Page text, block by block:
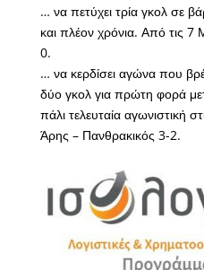
… να πετύχει τρία γκολ σε
και πλέον χρόνια. Από τις
0.
… να κερδίσει αγώνα που
δύο γκολ για πρώτη φορά
πάλι τελευταία αγωνιστική
Άρης – Πανθρακικός 3-2.